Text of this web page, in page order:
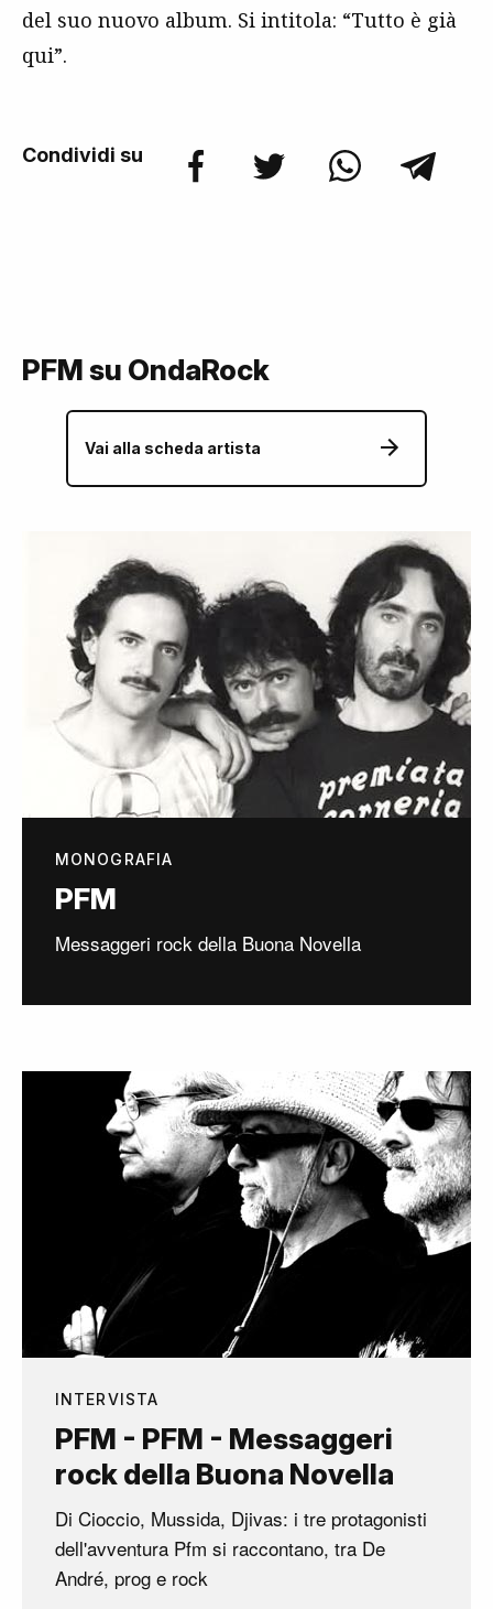
del suo nuovo album. Si intitola: “Tutto è già
qui”.
Condividi su
PFM su OndaRock
Vai alla scheda artista
MONOGRAFIA
PFM
Messaggeri rock della Buona Novella
INTERVISTA
PFM - PFM - Messaggeri
rock della Buona Novella
Di Cioccio, Mussida, Djivas: i tre protagonisti
dell'avventura Pfm si raccontano, tra De
André, prog e rock